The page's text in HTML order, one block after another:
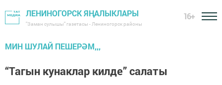
ЛЕНИНОГОРСК ЯҢАЛЫКЛАРЫ
"Заман сулышы" газетасы - Лениногорск районы
16+
МИН ШУЛАЙ ПЕШЕРӘМ,,,
“Тагын кунаклар килде” салаты